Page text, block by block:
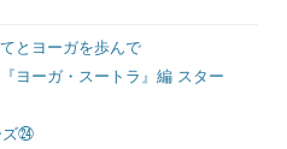
とヨーガを歩んで
ヨーガ・スートラ』編 スター
ズ㉔